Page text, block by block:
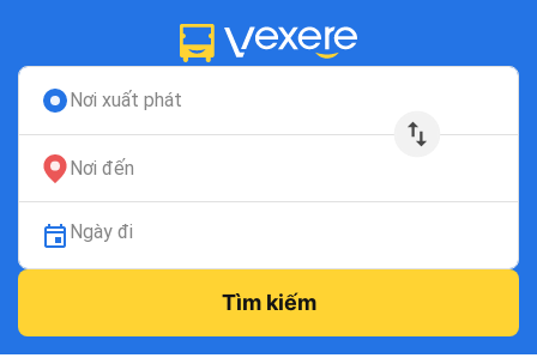
Nơi xuất phát
Nơi đến
Ngày đi
Tìm kiếm